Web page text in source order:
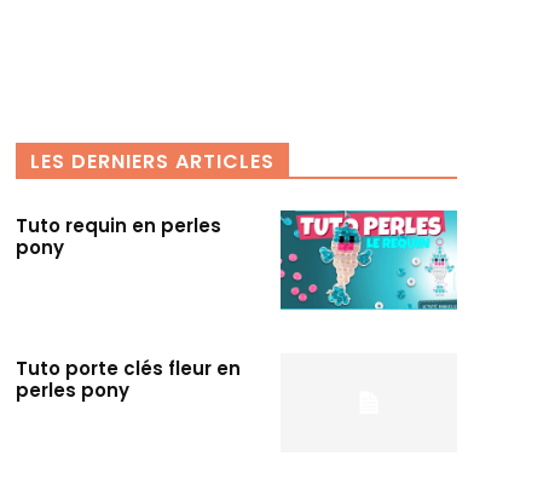
LES DERNIERS ARTICLES
Tuto requin en perles
pony
Tuto porte clés fleur en
perles pony